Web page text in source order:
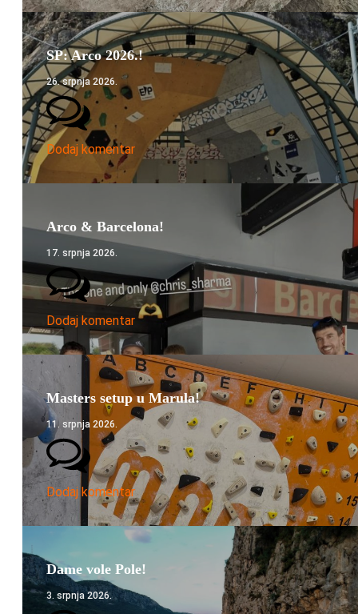
SP: Arco 2026.!
26. srpnja 2026.
Dodaj komentar
Arco & Barcelona!
17. srpnja 2026.
Dodaj komentar
Masters setup u Marula!
11. srpnja 2026.
Dodaj komentar
Dame vole Pole!
3. srpnja 2026.